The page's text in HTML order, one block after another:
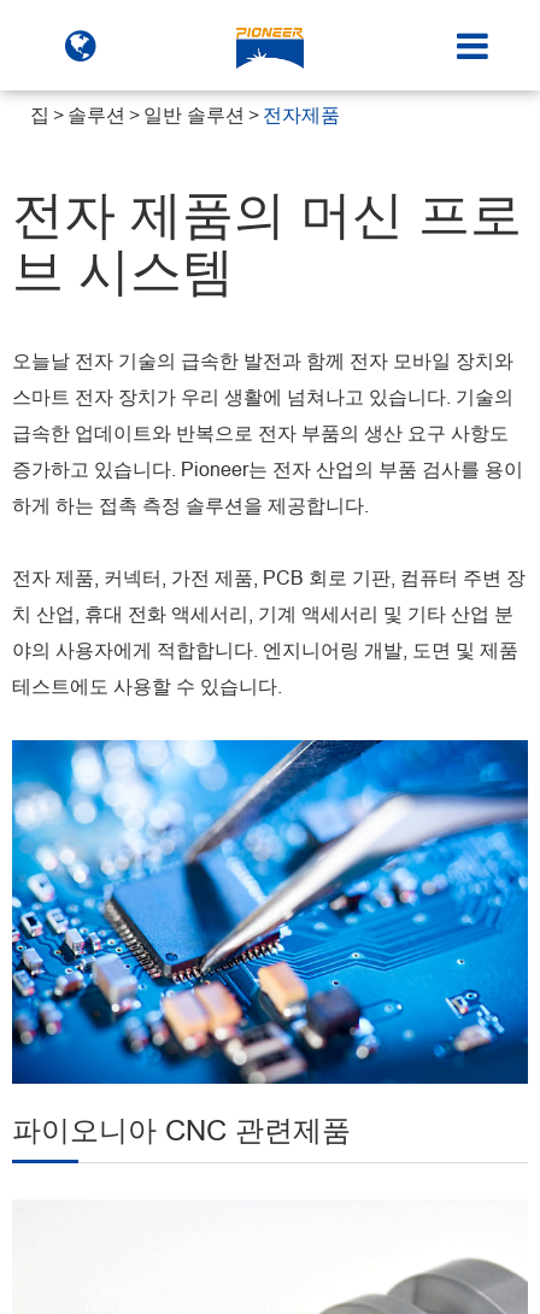
집 솔루션 일반 솔루션 전자제품
전자 제품의 머신 프로
브 시스템
오늘날 전자 기술의 급속한 발전과 함께 전자 모바일 장치와
스마트 전자 장치가 우리 생활에 넘쳐나고 있습니다. 기술의
급속한 업데이트와 반복으로 전자 부품의 생산 요구 사항도
증가하고 있습니다. Pioneer는 전자 산업의 부품 검사를 용이
하게 하는 접촉 측정 솔루션을 제공합니다.
전자 제품, 커넥터, 가전 제품, PCB 회로 기판, 컴퓨터 주변 장
치 산업, 휴대 전화 액세서리, 기계 액세서리 및 기타 산업 분
야의 사용자에게 적합합니다. 엔지니어링 개발, 도면 및 제품
테스트에도 사용할 수 있습니다.
파이오니아 CNC 관련제품